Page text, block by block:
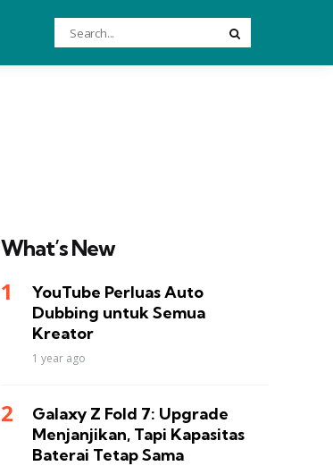
Search
for:
What’s New
YouTube Perluas Auto
Dubbing untuk Semua
Kreator
1 year ago
Galaxy Z Fold 7: Upgrade
Menjanjikan, Tapi Kapasitas
Baterai Tetap Sama